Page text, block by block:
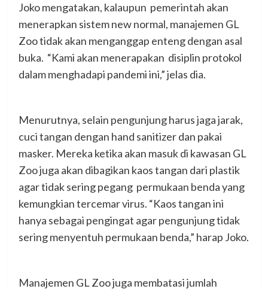
Joko mengatakan, kalaupun pemerintah akan
menerapkan sistem new normal, manajemen GL
Zoo tidak akan menganggap enteng dengan asal
buka. “Kami akan menerapakan disiplin protokol
dalam menghadapi pandemi ini,” jelas dia.
Menurutnya, selain pengunjung harus jaga jarak,
cuci tangan dengan hand sanitizer dan pakai
masker. Mereka ketika akan masuk di kawasan GL
Zoo juga akan dibagikan kaos tangan dari plastik
agar tidak sering pegang permukaan benda yang
kemungkian tercemar virus. “Kaos tangan ini
hanya sebagai pengingat agar pengunjung tidak
sering menyentuh permukaan benda,” harap Joko.
Manajemen GL Zoo juga membatasi jumlah